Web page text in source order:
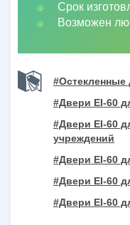
Срок
Возможен
#Остекленные
#Двери EI-60
#Двери EI-60
учреждений
#Двери EI-60
#Двери EI-60
#Двери EI-60